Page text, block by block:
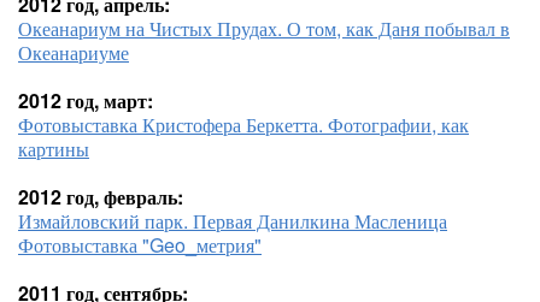
Океанариум на Чистых Прудах. О том, как Даня побывал в
Океанариуме
2012 год, март:
Фотовыставка Кристофера Беркетта. Фотографии, как
картины
2012 год, февраль:
Измайловский парк. Первая Данилкина Масленица
Фотовыставка "Geo_метрия"
2011 год, сентябрь: